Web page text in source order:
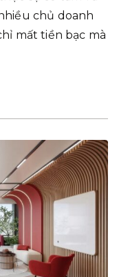
chủ doanh
mất tiền bạc mà